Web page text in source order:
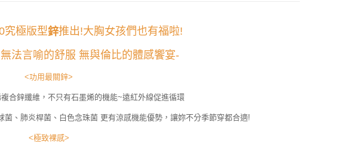
究極版型鋅推出!大胸女孩們也有福啦!
法言喻的舒服 無與倫比的體感饗宴-
<功用最關鋅>
合鋅纖維，不只有石墨烯的機能~遠紅外線促進循環
、肺炎桿菌、白色念珠菌 更有涼感機能優勢，讓妳不分季節穿都合適!
<極致裸感>